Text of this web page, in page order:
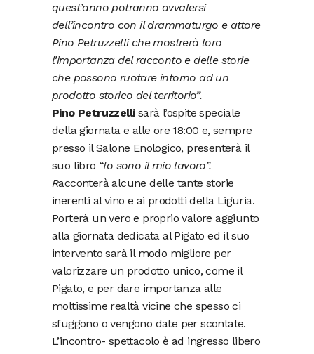
quest’anno potranno avvalersi
dell’incontro con il drammaturgo e attore
Pino Petruzzelli che mostrerà loro
l’importanza del racconto e delle storie
che possono ruotare intorno ad un
prodotto storico del territorio”.
Pino Petruzzellisarà l’ospite speciale
della giornata e alle ore 18:00 e, sempre
presso il Salone Enologico, presenterà il
suo libro “Io sono il mio lavoro”.
Racconterà alcune delle tante storie
inerenti al vino e ai prodotti della Liguria.
Porterà un vero e proprio valore aggiunto
alla giornata dedicata al Pigato ed il suo
intervento sarà il modo migliore per
valorizzare un prodotto unico, come il
Pigato, e per dare importanza alle
moltissime realtà vicine che spesso ci
sfuggono o vengono date per scontate.
L’incontro- spettacolo è ad ingresso libero